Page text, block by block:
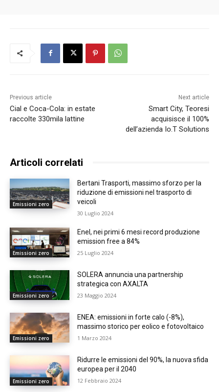
Previous article
Cial e Coca-Cola: in estate
raccolte 330mila lattine
Next article
Smart City, Teoresi
acquisisce il 100%
dell’azienda Io.T Solutions
Articoli correlati
Emissioni zero
Bertani Trasporti, massimo sforzo per la
riduzione di emissioni nel trasporto di
veicoli
30 Luglio 2024
Emissioni zero
Enel, nei primi 6 mesi record produzione
emission free a 84%
25 Luglio 2024
Emissioni zero
SOLERA annuncia una partnership
strategica con AXALTA
23 Maggio 2024
Emissioni zero
ENEA: emissioni in forte calo (-8%),
massimo storico per eolico e fotovoltaico
1 Marzo 2024
Emissioni zero
Ridurre le emissioni del 90%, la nuova sfida
europea per il 2040
12 Febbraio 2024